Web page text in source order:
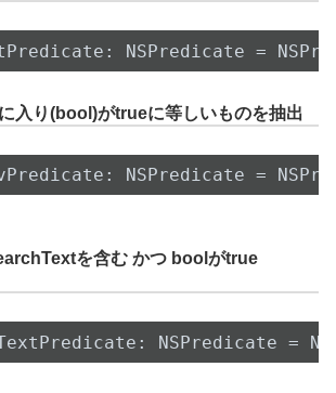
NSPredicate =
入り(bool)がtrueに等しいものを抽出
NSPredicate =
を含む かつ boolがtrue
NSPredicate =